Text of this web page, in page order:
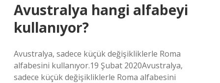
Avustralya hangi alfabeyi
kullanıyor?
Avustralya, sadece küçük değişikliklerle Roma
alfabesini kullanıyor.19 Şubat 2020Avustralya,
sadece küçük değişikliklerle Roma alfabesini